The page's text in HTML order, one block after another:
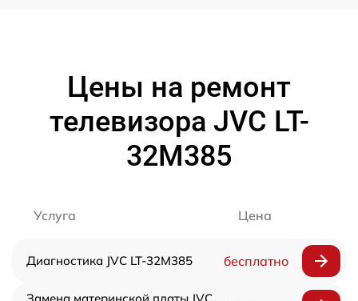
Цены на ремонт
телевизора JVC LT-
32M385
Услуга Цена
Диагностика JVC LT-32M385 бесплатно